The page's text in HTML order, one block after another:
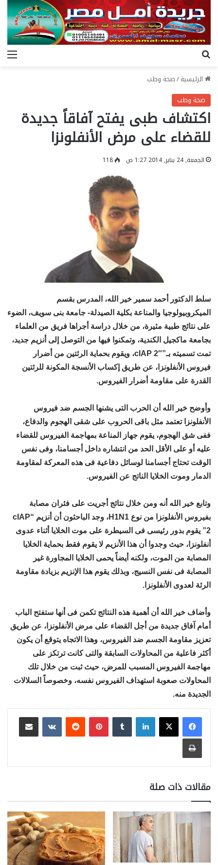
الرئيسية/صحة وطب
صحة وطب
اكتشاف طبى يفتح آفاقاً جديدة
للقضاء على مرض الأنفلونزا
الجمعة, 24 يناير, 2014 1:27 ص 118
سلط الدكتور أحمد سمير خير الله، المدرس بقسم
الميكروبيولوجيا والمناعة بكلية الصيدلة- جامعة بنى سويف، الضوء
على نتائج طبية مثيرة، من خلال دراسة أجراها فريق من العلماء
بجامعة ماكجيل الكندية، وتمكنوا فيها من التوصل إلى أنزيم جديد،
تمت تسميته بـ”cIAP 2″، ويقوم بحماية الرئتين من أضرار
فيروس الأنفلونزا، عن طريق إكساب الأنسجة المكونة للرئتين
القدرة على مقاومة أضرار الفيروس.
وأوضح خير الله أن الحرب التى يشنها الجسم ضد فيروس
الأنفلونزا تعتمد مثل باقى الحروب على شقى الهجوم والدفاع،
ففى شق الهجوم، يقوم جهاز المناعة بمهاجمة الفيروس للقضاء
عليه أو على الأقل الحد من انتشاره داخل أجسامنا، وفى نفس
الوقت تحتاج أجسامنا لوسائل دفاعية فى هذه المعركة لمقاومة
الدمار وموت الخلايا الناتج عن الفيروس.
وتابع خير الله أنه ومن خلال نتائج أجريت على فئران مصابة
بفيروس الأنفلونزا من نوع H1N1، وجد الباحثون أن أنزيم “cIAP
2” يقوم بدور رئيسى فى السيطرة على موت الخلايا أثناء عدوى
أنفلونزا، حيث وجدوا أن هذا الأنزيم لا يقوم فقط بحماية الخلايا
المصابة من الموت، ولكنه أيضاً يحمى الخلايا المجاورة غير
المصابة فى نفس النسيج، وبذلك يقوم هذا الإنزيم بزيادة مقاومة
الرئة لعدوى الأنفلونزا.
وأضاف خير الله أن أهمية هذه النتائج تكمن فى أنها ستفتح الباب
أمام آفاق جديدة من أجل القضاء على مرض الأنفلونزا، عن طريق
تعزيز مقاومة الجسم ضد الفيروس، وهذا الاتجاه يتوقع أن يكون
أكثر فاعلية من المحاولات السابقة والتى كانت ترتكز على
مهاجمة الفيروس المسبب للمرض، حيث ثبت من خلال تلك
المحاولات صعوبة استهداف الفيروس نفسه، وخصوصاً السلالات
الجديدة منه.
لينكدإن بينتيريست
مشاركة عبر البريد
طباعة
مقالات ذات صلة